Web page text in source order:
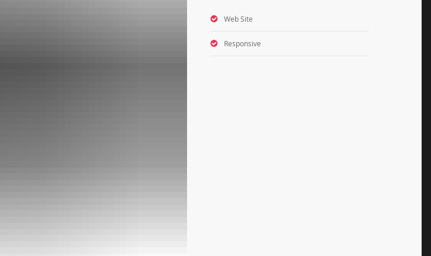
Web Site
Responsive